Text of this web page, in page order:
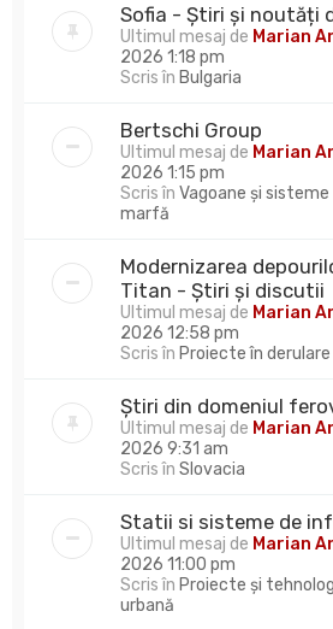
Sofia - Știri și noutăți
Ultimul mesaj de Marian
2026 1:18 pm
Scris în Bulgaria
Bertschi Group
Ultimul mesaj de Marian
2026 1:15 pm
Scris în Vagoane și
marfă
Modernizarea
Titan - Știri și discutii
Ultimul mesaj de Marian
2026 12:58 pm
Scris în Proiecte în derulare
Știri din domeniul
Ultimul mesaj de Marian
2026 9:31 am
Scris în Slovacia
Statii si sisteme de
Ultimul mesaj de Marian
2026 11:00 pm
Scris în Proiecte și
urbană